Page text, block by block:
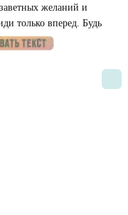
желаний и
только вперед. Будь